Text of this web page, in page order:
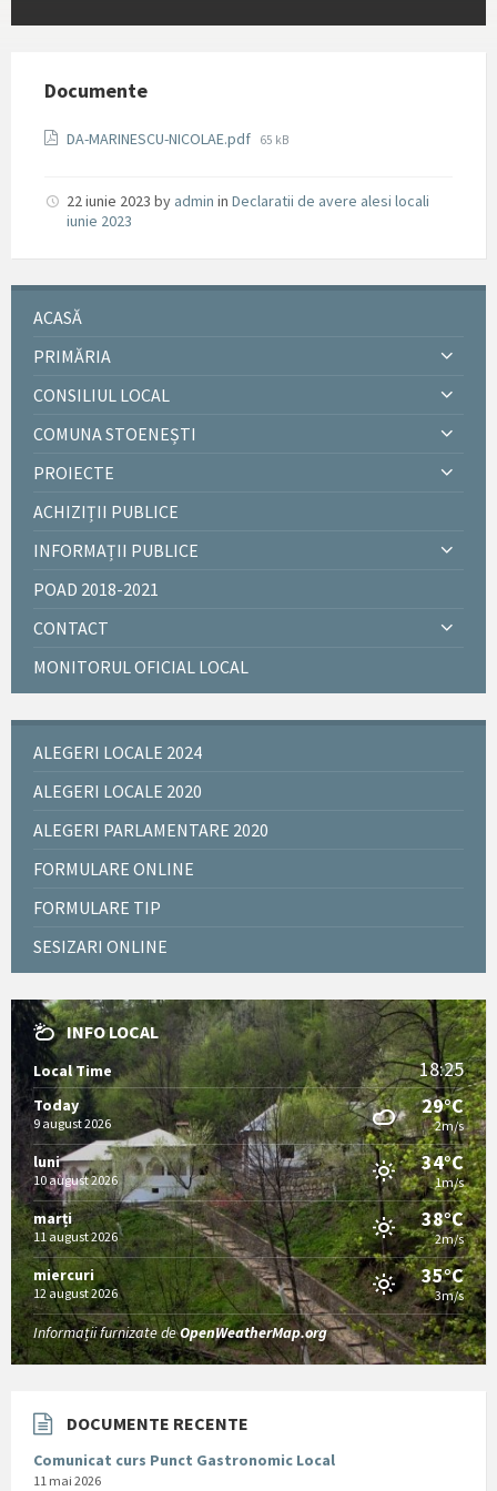
Documente
DA-MARINESCU-NICOLAE.pdf File
65 kB
22 iunie 2023 by admin in Declaratii de avere alesi locali
iunie 2023
ACASĂ
PRIMĂRIA
CONSILIUL LOCAL
COMUNA STOENEȘTI
PROIECTE
ACHIZIȚII PUBLICE
INFORMAȚII PUBLICE
POAD 2018-2021
CONTACT
MONITORUL OFICIAL LOCAL
ALEGERI LOCALE 2024
ALEGERI LOCALE 2020
ALEGERI PARLAMENTARE 2020
FORMULARE ONLINE
FORMULARE TIP
SESIZARI ONLINE
INFO LOCAL
Local Time 18:25
Today
9 august 2026
29°C
2m/s
luni
10 august 2026
34°C
1m/s
marți
11 august 2026
38°C
2m/s
miercuri
12 august 2026
35°C
3m/s
Informații furnizate deOpenWeatherMap.org
DOCUMENTE RECENTE
Comunicat curs Punct Gastronomic Local
11 mai 2026